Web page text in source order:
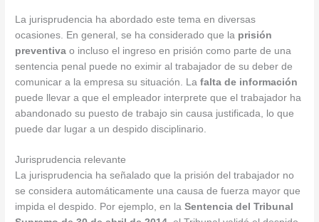
La jurisprudencia ha abordado este tema en diversas
ocasiones. En general, se ha considerado que la prisión
preventiva o incluso el ingreso en prisión como parte de una
sentencia penal puede no eximir al trabajador de su deber de
comunicar a la empresa su situación. Lafalta de información
puede llevar a que el empleador interprete que el trabajador ha
abandonado su puesto de trabajo sin causa justificada, lo que
puede dar lugar a un despido disciplinario.
Jurisprudencia relevante
La jurisprudencia ha señalado que la prisión del trabajador no
se considera automáticamente una causa de fuerza mayor que
impida el despido. Por ejemplo, en laSentencia del Tribunal